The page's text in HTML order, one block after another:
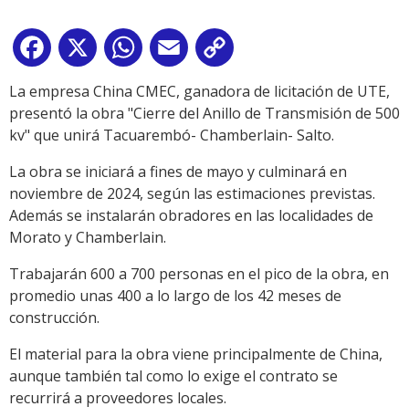
Facebook
X WhatsApp
Email
Link
La empresa China CMEC, ganadora de licitación de UTE,
presentó la obra "Cierre del Anillo de Transmisión de 500
kv" que unirá Tacuarembó- Chamberlain- Salto.
La obra se iniciará a fines de mayo y culminará en
noviembre de 2024, según las estimaciones previstas.
Además se instalarán obradores en las localidades de
Morato y Chamberlain.
Trabajarán 600 a 700 personas en el pico de la obra, en
promedio unas 400 a lo largo de los 42 meses de
construcción.
El material para la obra viene principalmente de China,
aunque también tal como lo exige el contrato se
recurrirá a proveedores locales.